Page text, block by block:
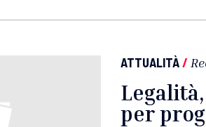
ATTUALITÀ/
per